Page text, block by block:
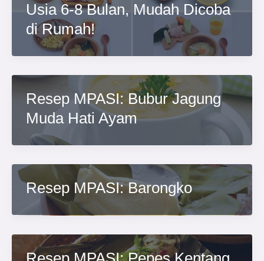
Usia 6-8 Bulan, Mudah Dicoba
di Rumah!
Resep MPASI: Bubur Jagung
Muda Hati Ayam
Resep MPASI: Barongko